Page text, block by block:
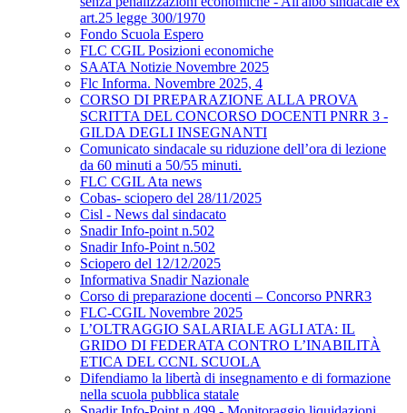
art.25 legge 300/1970
Fondo Scuola Espero
FLC CGIL Posizioni economiche
SAATA Notizie Novembre 2025
Flc Informa. Novembre 2025, 4
CORSO DI PREPARAZIONE ALLA PROVA
SCRITTA DEL CONCORSO DOCENTI PNRR 3 -
GILDA DEGLI INSEGNANTI
Comunicato sindacale su riduzione dell’ora di lezione
da 60 minuti a 50/55 minuti.
FLC CGIL Ata news
Cobas- sciopero del 28/11/2025
Cisl - News dal sindacato
Snadir Info-point n.502
Snadir Info-Point n.502
Sciopero del 12/12/2025
Informativa Snadir Nazionale
Corso di preparazione docenti – Concorso PNRR3
FLC-CGIL Novembre 2025
L’OLTRAGGIO SALARIALE AGLI ATA: IL
GRIDO DI FEDERATA CONTRO L’INABILITÀ
ETICA DEL CCNL SCUOLA
Difendiamo la libertà di insegnamento e di formazione
nella scuola pubblica statale